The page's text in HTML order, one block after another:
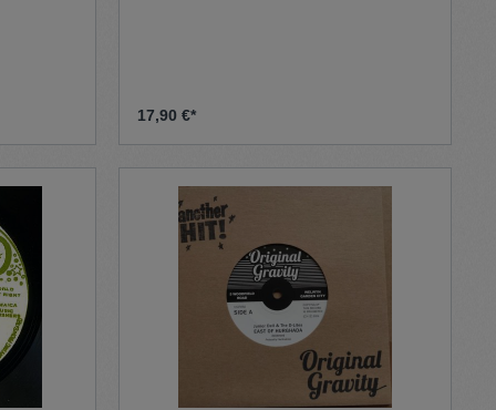
17,90 €*